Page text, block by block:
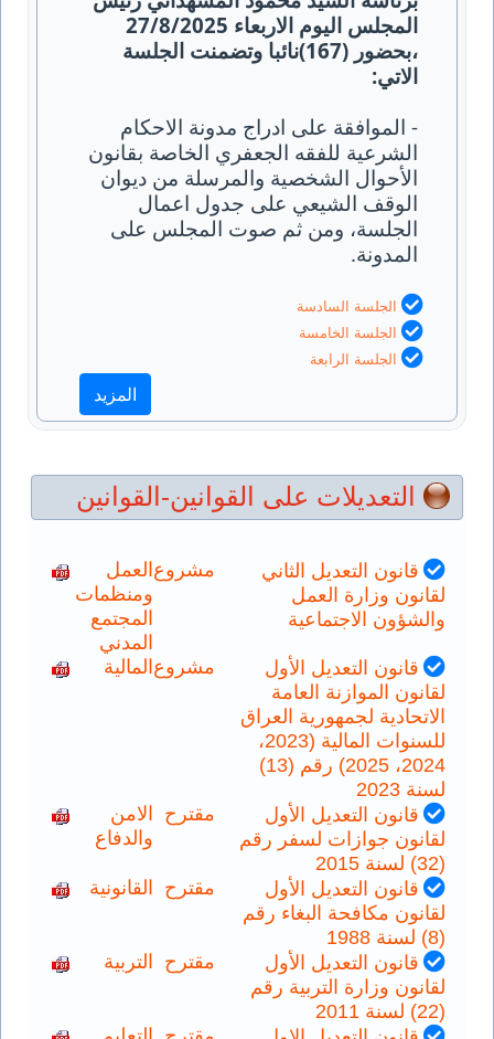
المجلس اليوم الاربعاء 27/8/2025
،بحضور (167)نائبا وتضمنت الجلسة
الاتي:
- الموافقة على ادراج مدونة الاحكام
الشرعية للفقه الجعفري الخاصة بقانون
الأحوال الشخصية والمرسلة من ديوان
الوقف الشيعي على جدول اعمال
الجلسة، ومن ثم صوت المجلس على
المدونة.
الجلسة السادسة
الجلسة الخامسة
الجلسة الرابعة
المزيد
التعديلات على القوانين-القوانين
قانون التعديل الثاني
لقانون وزارة العمل
والشؤون الاجتماعية
مشروعالعمل
ومنظمات
المجتمع
المدني
قانون التعديل الأول
لقانون الموازنة العامة
الاتحادية لجمهورية العراق
للسنوات المالية (2023،
2024، 2025) رقم (13)
لسنة 2023
مشروعالمالية
قانون التعديل الأول
لقانون جوازات لسفر رقم
(32) لسنة 2015
مقترح الامن
والدفاع
قانون التعديل الأول
لقانون مكافحة البغاء رقم
(8) لسنة 1988
مقترح القانونية
قانون التعديل الأول
لقانون وزارة التربية رقم
(22) لسنة 2011
مقترح التربية